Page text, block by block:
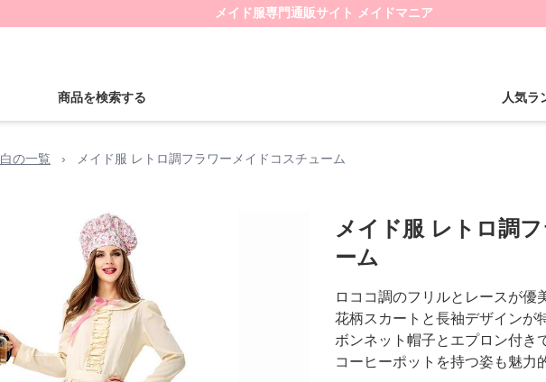
メイド服専門通販サイト メイドマニア
商品を検索する 人気ラ
白の一覧 › メイド服 レトロ調フラワーメイドコスチューム
メイド服 レトロ調
ーム
ロココ調のフリルとレースが優
花柄スカートと長袖デザインが
ボンネット帽子とエプロン付き
コーヒーポットを持つ姿も魅力